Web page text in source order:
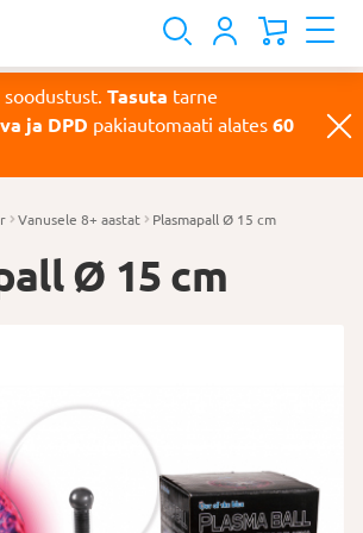
soodustust. Tasuta tarne
ja DPD pakiautomaati alates 60
Vanusele 8+ aastat Plasmapall Ø 15 cm
Ø 15 cm